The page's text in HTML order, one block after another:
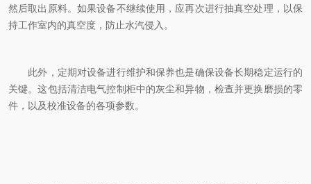
然后取出原料。如果设备不继续使用，应再次进行抽真空处理，以保
持工作室内的真空度，防止水汽侵入。
此外，定期对设备进行维护和保养也是确保设备长期稳定运行的
关键。这包括清洁电气控制柜中的灰尘和异物，检查并更换磨损的零
件，以及校准设备的各项参数。